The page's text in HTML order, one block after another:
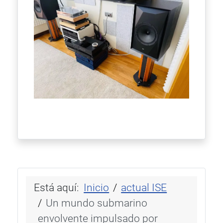
Está aquí: Inicio
actual ISE
Un mundo submarino
envolvente impulsado por